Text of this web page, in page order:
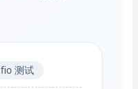
fio 测试